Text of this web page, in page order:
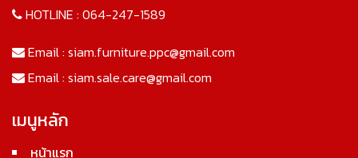
HOTLINE : 064-247-1589
Email : siam.furniture.ppc@gmail.com
Email : siam.sale.care@gmail.com
เมนูหลัก
หน้าแรก